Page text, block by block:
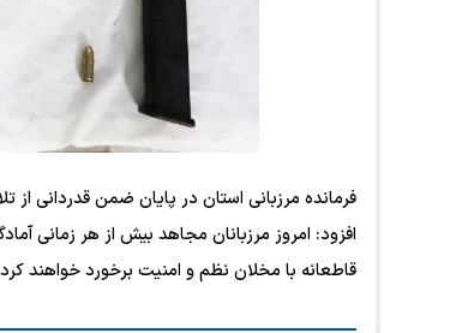
فرمانده مرزبانی استان در پایان ضمن قدردانی
افزود: امروز مرزبانان مجاهد بیش از هر زمانی
قاطعانه با مخلان نظم و امنیت برخورد خواهند